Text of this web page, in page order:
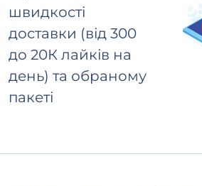
швидкості
доставки (від 300
до 20К лайків на
день) та обраному
пакеті